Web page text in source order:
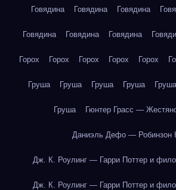
Говядина Говядина Говядина
Говядина Говядина Говядина
Горох Горох Горох Горох Горох
Груша Груша Груша Груша Груша
Груша Гюнтер Грасс —
Даниэль Дефо — Робинзон
Дж. К. Роулинг — Гарри Поттер и
Дж. К. Роулинг — Гарри Поттер и